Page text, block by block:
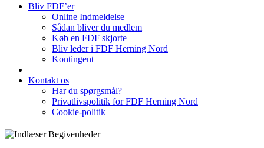
Bliv FDF’er
Online Indmeldelse
Sådan bliver du medlem
Køb en FDF skjorte
Bliv leder i FDF Herning Nord
Kontingent
Kontakt os
Har du spørgsmål?
Privatlivspolitik for FDF Herning Nord
Cookie-politik